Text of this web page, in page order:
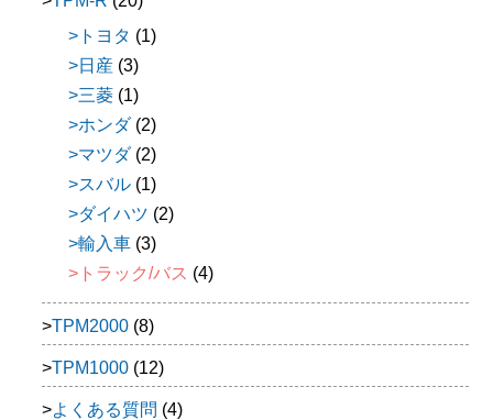
トヨタ (1)
日産 (3)
三菱 (1)
ホンダ(2)
マツダ(2)
スバル (1)
ダイハツ (2)
輸入車 (3)
トラック/バス (4)
TPM2000 (8)
TPM1000 (12)
よくある質問 (4)